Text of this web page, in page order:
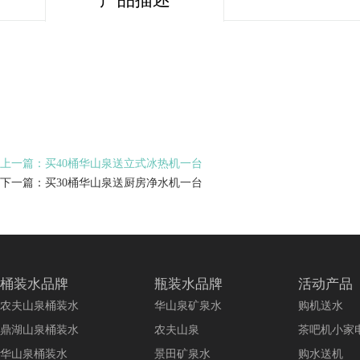
上一篇：买40桶华山泉送立式冰热机一台
下一篇：买30桶华山泉送厨房净水机一台
桶装水品牌
农夫山泉桶装水
鼎湖山泉桶装水
华山泉桶装水
瓶装水品牌
华山泉矿泉水
农夫山泉
景田矿泉水
活动产品
购机送水
茶吧机小家
购水送机